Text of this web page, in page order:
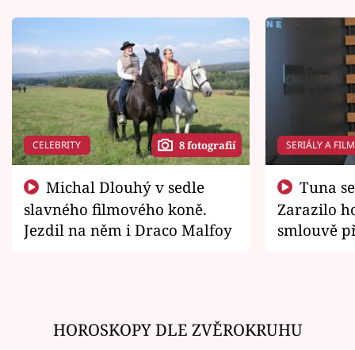
CELEBRITY 8 fotografií
slavného filmového koně.
Jezdil na něm i Draco Malfoy
SERIÁLY A
Zarazilo
smlouvě
HOROSKOPY DLE ZVĚROKRUHU